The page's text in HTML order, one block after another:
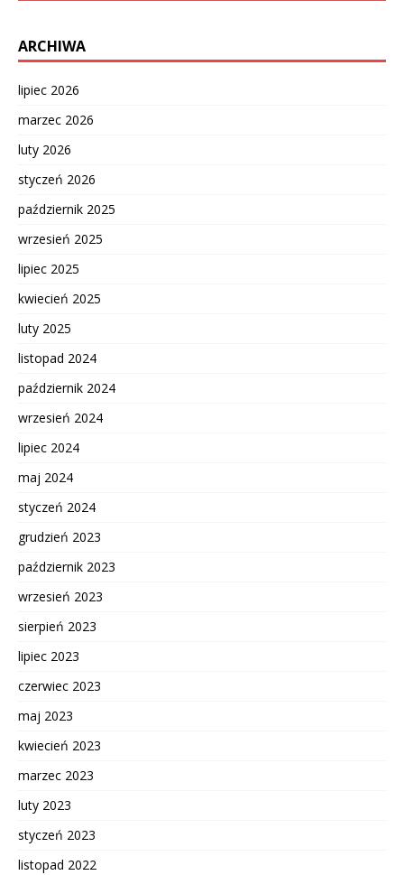
ARCHIWA
lipiec 2026
marzec 2026
luty 2026
styczeń 2026
październik 2025
wrzesień 2025
lipiec 2025
kwiecień 2025
luty 2025
listopad 2024
październik 2024
wrzesień 2024
lipiec 2024
maj 2024
styczeń 2024
grudzień 2023
październik 2023
wrzesień 2023
sierpień 2023
lipiec 2023
czerwiec 2023
maj 2023
kwiecień 2023
marzec 2023
luty 2023
styczeń 2023
listopad 2022